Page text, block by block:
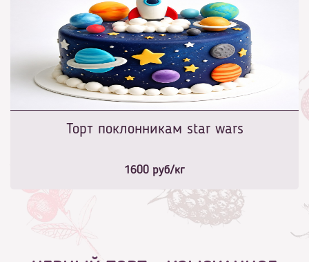
Торт поклонникам star wars
1600 руб/кг